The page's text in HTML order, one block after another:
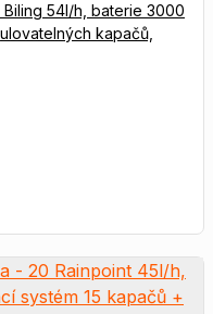
54l/h, baterie 3000
kapačů,